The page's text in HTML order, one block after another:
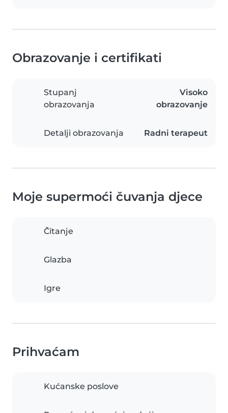
Obrazovanje i certifikati
Stupanj
obrazovanja
Visoko
obrazovanje
Detalji obrazovanja Radni terapeut
Moje supermoći čuvanja djece
Čitanje
Glazba
Igre
Prihvaćam
Kućanske poslove